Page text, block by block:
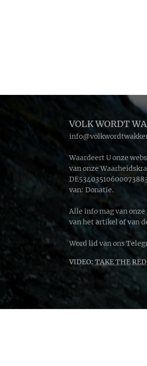
VOLK WORDT
Waardeert U onze
van onze
van: Donatie.
Alle info mag van
van het artikel of van
Word lid van ons
VIDEO:TAKE THE RED